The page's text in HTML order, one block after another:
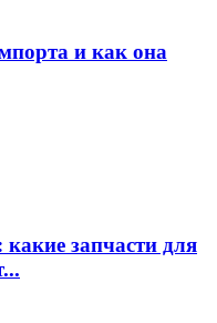
и как она
какие запчасти для